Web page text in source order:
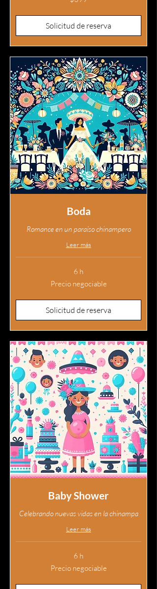
Solicitud de reserva
Boda
Romance en un paraíso chinampero
Leer más
6 h
Precio negociable
Solicitud de reserva
Baby Shower
Celebrando nuevas vidas en la chinampa
Leer más
6 h
Precio negociable